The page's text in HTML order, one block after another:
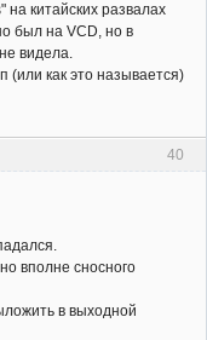
китайских развалах
был на VCD, но в
видела.
(или как это называется)
40
вполне сносного
в выходной